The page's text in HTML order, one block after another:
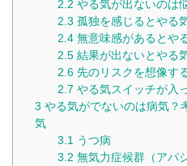
2.2 やる気が出ないのは
2.3 孤独を感じるとやる
2.4 無意味感があるとや
2.5 結果が出ないとやる
2.6 先のリスクを想像す
2.7 やる気スイッチが入
3 やる気がでないのは病気？
気
3.1 うつ病
3.2 無気力症候群（アパ